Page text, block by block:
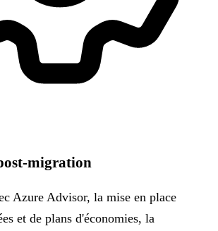
migration
Azure Advisor, la mise en place
et de plans d'économies, la